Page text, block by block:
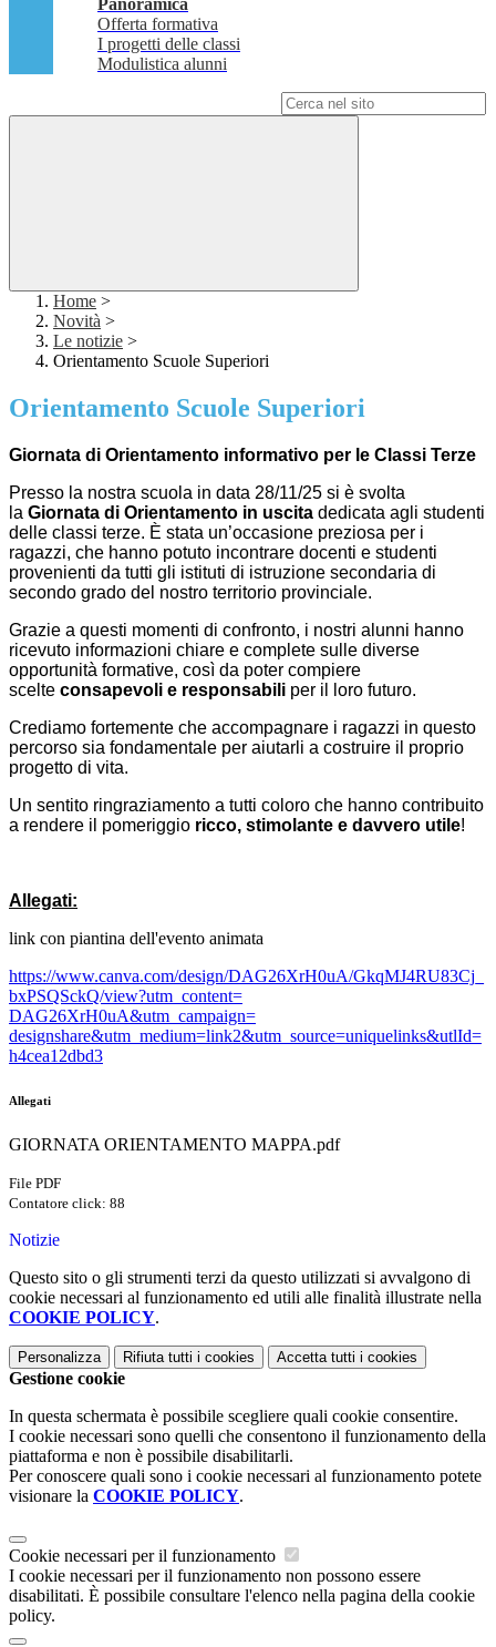
Panoramica
Offerta formativa
I progetti delle classi
Modulistica alunni
Home >
Novità >
Le notizie >
Orientamento Scuole Superiori
Orientamento Scuole Superiori
Giornata di Orientamento informativo per le Classi Terze
Presso la nostra scuola in data 28/11/25 si è svolta
la Giornata di Orientamento in uscita dedicata agli studenti
delle classi terze. È stata un’occasione preziosa per i
ragazzi, che hanno potuto incontrare docenti e studenti
provenienti da tutti gli istituti di istruzione secondaria di
secondo grado del nostro territorio provinciale.
Grazie a questi momenti di confronto, i nostri alunni hanno
ricevuto informazioni chiare e complete sulle diverse
opportunità formative, così da poter compiere
scelte consapevoli e responsabili per il loro futuro.
Crediamo fortemente che accompagnare i ragazzi in questo
percorso sia fondamentale per aiutarli a costruire il proprio
progetto di vita.
Un sentito ringraziamento a tutti coloro che hanno contribuito
a rendere il pomeriggio ricco, stimolante e davvero utile!
Allegati:
link con piantina dell'evento animata
https://www.canva.com/design/DAG26XrH0uA/GkqMJ4RU83Cj_
bxPSQSckQ/view?utm_content=
DAG26XrH0uA&utm_campaign=
designshare&utm_medium=link2&utm_source=uniquelinks&utlId=
h4cea12dbd3
Allegati
GIORNATA ORIENTAMENTO MAPPA.pdf
File PDF
Contatore click: 88
Notizie
Questo sito o gli strumenti terzi da questo utilizzati si avvalgono di
cookie necessari al funzionamento ed utili alle finalità illustrate nella
COOKIE POLICY.
Personalizza Rifiuta tutti i cookies Accetta tutti i cookies
Gestione cookie
In questa schermata è possibile scegliere quali cookie consentire.
I cookie necessari sono quelli che consentono il funzionamento della
piattaforma e non è possibile disabilitarli.
Per conoscere quali sono i cookie necessari al funzionamento potete
visionare la COOKIE POLICY.
Cookie necessari per il funzionamento
I cookie necessari per il funzionamento non possono essere
disabilitati. È possibile consultare l'elenco nella pagina della cookie
policy.